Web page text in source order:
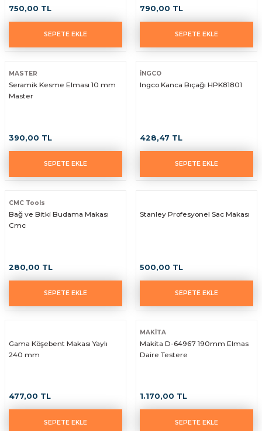
750,00 TL
SEPETE EKLE
790,00 TL
SEPETE EKLE
MASTER
Seramik Kesme Elması 10 mm
Master
390,00 TL
SEPETE EKLE
İNGCO
Ingco Kanca Bıçağı HPK81801
428,47 TL
SEPETE EKLE
CMC Tools
Bağ ve Bitki Budama Makası
Cmc
280,00 TL
SEPETE EKLE
Stanley Profesyonel Sac Makası
500,00 TL
SEPETE EKLE
Gama Köşebent Makası Yaylı
240 mm
477,00 TL
SEPETE EKLE
MAKİTA
Makita D-64967 190mm Elmas
Daire Testere
1.170,00 TL
SEPETE EKLE